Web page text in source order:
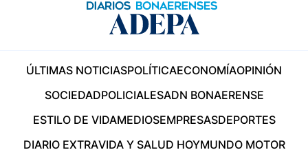
ÚLTIMAS NOTICIASPOLÍTICAECONOMÍAOPINIÓN
SOCIEDADPOLICIALESADN BONAERENSE
ESTILO DE VIDAMEDIOSEMPRESASDEPORTES
DIARIO EXTRAVIDA Y SALUD HOYMUNDO MOTOR